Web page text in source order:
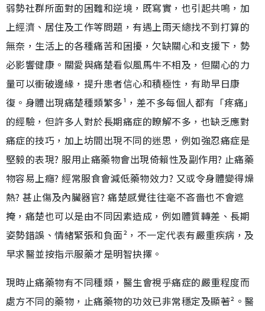
弱勢社群所面對的困難和逆境，既寫實，也引起共鳴，加
上經濟、居住及工作等問題，有遇上雨天總找不到打算的
無奈，生活上的各種痛苦和困擾，欠缺關心和支援下，勢
必影響健康。關愛與痛楚看似風馬牛不相及，但關心的力
量可以衝破邊緣，提升患者信心和積極性，有助早日康
復。身體出現痛楚種類繁多¹，差不多每個人都有「疼痛」
的經驗，但許多人對於長期痛症的瞭解不多，也缺乏應對
痛症的技巧，加上坊間出現不同的迷思，例如強忍痛症是
堅毅的表現? 服用止痛藥物會出現倚賴性及副作用? 止痛藥
物容易上癮? 經常服食會減低藥物效力? 又或令身體變得燥
熱? 甚止傷及內臟器官? 痛楚感覺往往毫不吝嗇也不會遮
掩，痛楚也可以是由不同因素造成，例如體質轉差、長期
姿勢錯誤、情緒緊張和負面²，不一定代表有嚴重疾病，及
早求醫並按指示服藥才是明智抉擇。
現時止痛藥物有不同種類，醫生會視乎痛症的嚴重程度而
處方不同的藥物，止痛藥物的功效已非常穩定及顯著²。醫